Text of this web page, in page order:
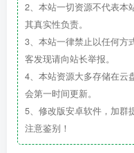
2、本站一切资源不代表本
其真实性负责。
3、本站一律禁止以任何方
客发现请向站长举报。
4、本站资源大多存储在云
会第一时间更新。
5、修改版安卓软件，加群
注意鉴别！